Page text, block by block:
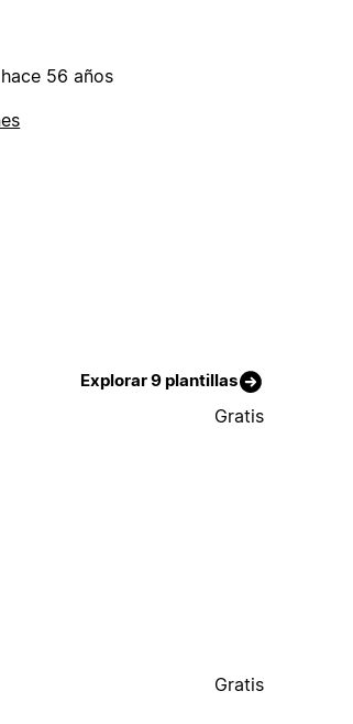
56 años
Explorar 9 plantillas
Gratis
Gratis